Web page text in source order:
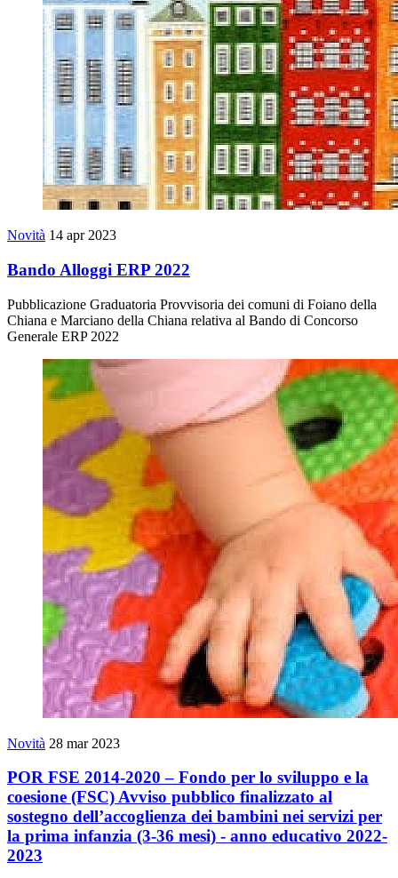
Novità 14 apr 2023
Bando Alloggi ERP 2022
Pubblicazione Graduatoria Provvisoria dei comuni di Foiano della
Chiana e Marciano della Chiana relativa al Bando di Concorso
Generale ERP 2022
Novità 28 mar 2023
POR FSE 2014-2020 – Fondo per lo sviluppo e la
coesione (FSC) Avviso pubblico finalizzato al
sostegno dell’accoglienza dei bambini nei servizi per
la prima infanzia (3-36 mesi) - anno educativo 2022-
2023